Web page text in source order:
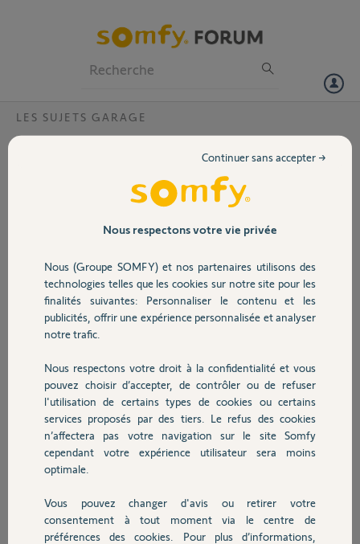
Volet
Sécurité
Domotique
Chauffage
Autres produits
Devis avec un pro
LES SUJETS GARAGE
porte de garage 2 battants
quelle solution me
proposez vous pour
motoriser une porte de
garage 2 battants
(ouverture vers
et avez vous un tuto ou
notice claire?
merci
Participer au fil de discussion
Réponses
Bonjour Christophe,
Les motorisation compatible avec ce type de porte sont un Dexxo RTS ou
GDK 3000 ou GDK 4000.
Nous respectons votre vie privée
Nous (Groupe SOMFY) et nos partenaires utilisons des
technologies telles que les cookies sur notre site pour les
finalités suivantes: Personnaliser le contenu et les
publicités, offrir une expérience personnalisée et analyser
notre trafic.
Nous respectons votre droit à la confidentialité et vous
pouvez choisir d’accepter, de contrôler ou de refuser
l'utilisation de certains types de cookies ou certains
services proposés par des tiers. Le refus des cookies
n’affectera pas votre navigation sur le site Somfy
cependant votre expérience utilisateur sera moins
optimale.
Vous pouvez changer d'avis ou retirer votre
consentement à tout moment via le centre de
préférences des cookies. Pour plus d’informations,
Continuer sans accepter →